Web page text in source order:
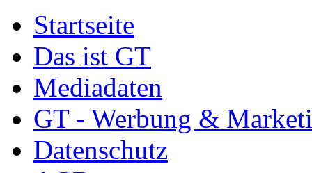
Startseite
Das ist GT
Mediadaten
GT - Werbung &
Datenschutz